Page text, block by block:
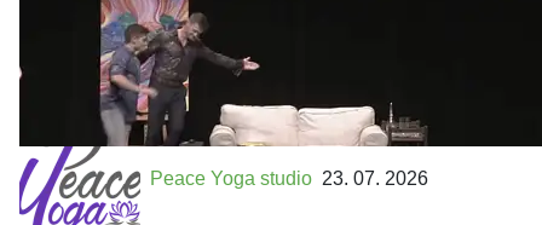
Peace Yoga studio 23. 07. 2026